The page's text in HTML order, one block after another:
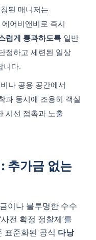
된 매니저는
어비앤비로 즉시
럽게 통과하도록일반
정하고 세련된 일상
니다.
나 공용 공간에서
과 동시에 조용히 객실
시선 접촉과 노출
추가금 없는
이나 불투명한 수수
전 확정 정찰제’를
표준화된 공식 다낭